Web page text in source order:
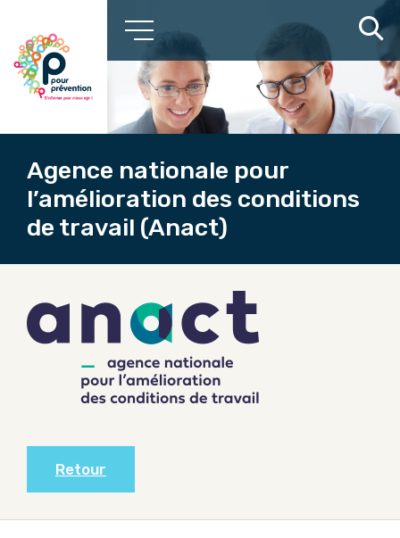
Agence nationale pour
l’amélioration des conditions
de travail (Anact)
Retour